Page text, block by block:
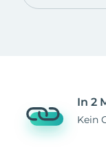
In 2
Kein